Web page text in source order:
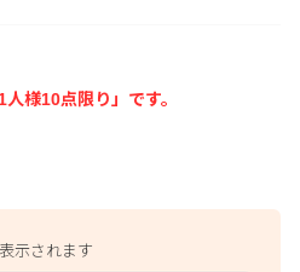
様10点限り」です。
示されます